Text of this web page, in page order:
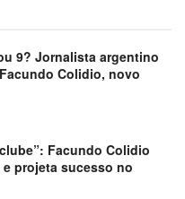
9? Jornalista argentino
Colidio, novo
Facundo Colidio
projeta sucesso no